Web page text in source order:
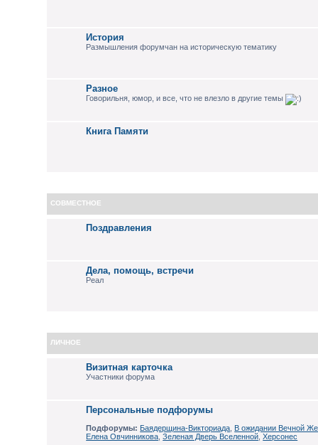
История
Размышления форумчан на историческую тематику
Разное
Говорильня, юмор, и все, что не влезло в другие темы
Книга Памяти
СОВМЕСТНОЕ
Поздравления
Дела, помощь, встречи
Реал
ЛИЧНОЕ
Визитная карточка
Участники форума
Персональные подфорумы
Подфорумы: Баядерщина-Викториада В ожидании Вечной
Елена Овчинникова ,Зеленая Дверь Вселенной ,Херсонес